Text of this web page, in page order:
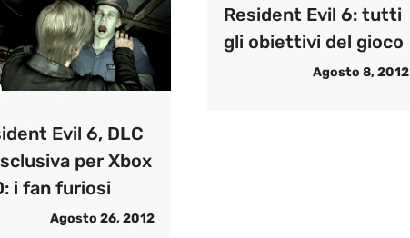
Evil 6, DLC
per Xbox
i fan furiosi
Agosto 26, 2012
Resident Evil 6: tutti
gli obiettivi del gioco
Agosto 8, 2012